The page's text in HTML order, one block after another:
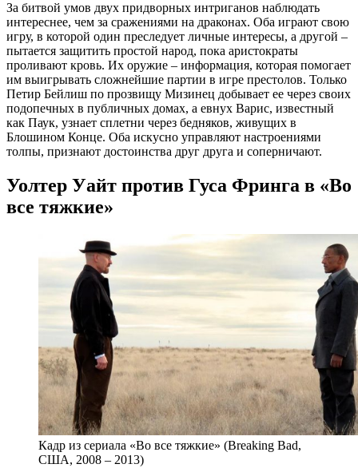
За битвой умов двух придворных интриганов наблюдать
интереснее, чем за сражениями на драконах. Оба играют свою
игру, в которой один преследует личные интересы, а другой –
пытается защитить простой народ, пока аристократы
проливают кровь. Их оружие – информация, которая помогает
им выигрывать сложнейшие партии в игре престолов. Только
Петир Бейлиш по прозвищу Мизинец добывает ее через своих
подопечных в публичных домах, а евнух Варис, известный
как Паук, узнает сплетни через бедняков, живущих в
Блошином Конце. Оба искусно управляют настроениями
толпы, признают достоинства друг друга и соперничают.
Уолтер Уайт против Гуса Фринга в «Во
все тяжкие»
Кадр из сериала «Во все тяжкие» (Breaking Bad,
США, 2008 – 2013)